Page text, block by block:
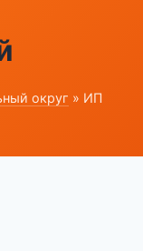
округ » ИП